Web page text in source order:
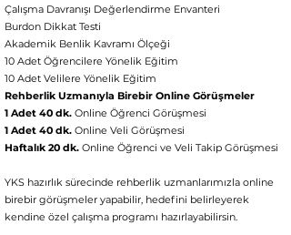
Çalışma Davranışı Değerlendirme Envanteri
Burdon Dikkat Testi
Akademik Benlik Kavramı Ölçeği
10 Adet Öğrencilere Yönelik Eğitim
10 Adet Velilere Yönelik Eğitim
Rehberlik Uzmanıyla Birebir Online Görüşmeler
1 Adet 40 dk. Online Öğrenci Görüşmesi
1 Adet 40 dk. Online Veli Görüşmesi
Haftalık 20 dk. Online Öğrenci ve Veli Takip Görüşmesi
YKS hazırlık sürecinde rehberlik uzmanlarımızla online
birebir görüşmeler yapabilir, hedefini belirleyerek
kendine özel çalışma programı hazırlayabilirsin.